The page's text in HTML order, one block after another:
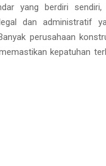
yang berdiri sendiri,
dan administratif
perusahaan
kepatuhan